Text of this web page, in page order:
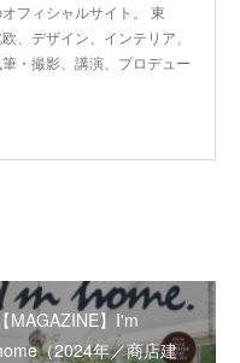
フィシャルサイト。 東
、デザイン、インテリア、
・撮影、講演、プロデュー
【MAGAZINE】I'm
（2024年／商店建